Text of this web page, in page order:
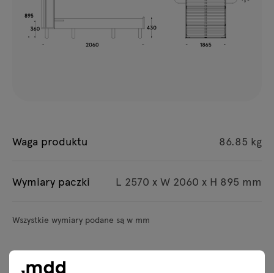
Waga produktu 86.85 kg
Wymiary paczki L 2570 x W 2060 x H 895 mm
Wszystkie wymiary podane są w mm